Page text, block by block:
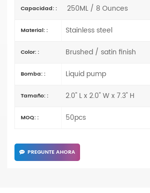
Capacidad: : 250ML / 8 Ounces
Material: : Stainless steel
Color: : Brushed / satin finish
Bomba: : Liquid pump
Tamaño: : 2.0" L x 2.0" W x 7.3" H
MOQ: : 50pcs
PREGUNTE AHORA